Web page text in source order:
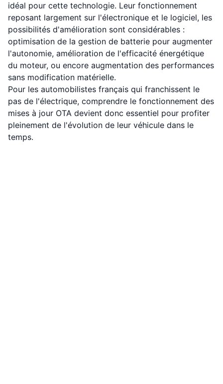
idéal pour cette technologie. Leur fonctionnement
reposant largement sur l'électronique et le logiciel, les
possibilités d'amélioration sont considérables :
optimisation de la gestion de batterie pour augmenter
l'autonomie, amélioration de l'efficacité énergétique
du moteur, ou encore augmentation des performances
sans modification matérielle.
Pour les automobilistes français qui franchissent le
pas de l'électrique, comprendre le fonctionnement des
mises à jour OTA devient donc essentiel pour profiter
pleinement de l'évolution de leur véhicule dans le
temps.